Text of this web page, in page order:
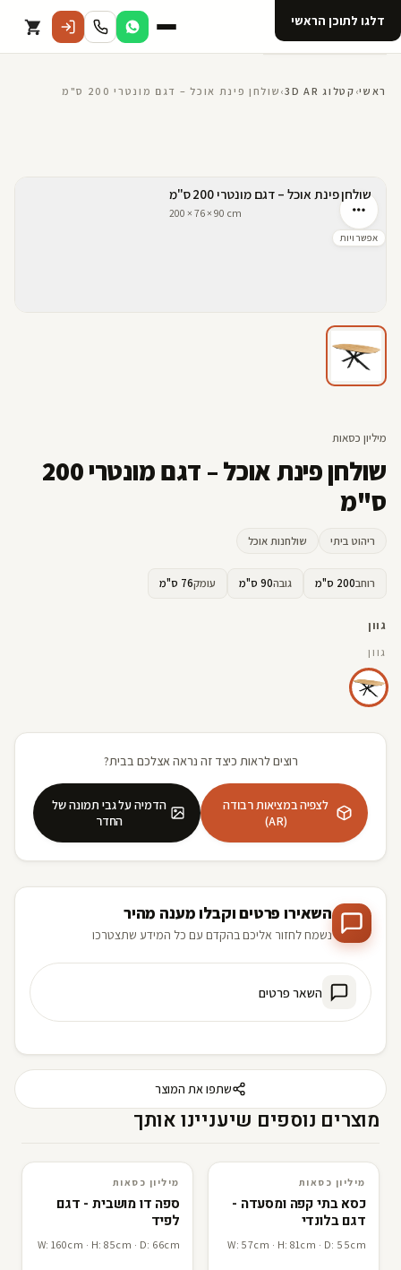
דלגו לתוכן הראשי
קטלוגראשי› קטלוג 3D AR › שולחן פינת אוכל – דגם מונטרי 200 ס"מ
מיליון כסאות
שולחן פינת אוכל – דגם מונטרי 200
ס"מ
ריהוט ביתי שולחנות אוכל
רוחב200 ס"מ גובה90 ס"מ עומק76 ס"מ
גוון
גוון
רוצים לראות כיצד זה נראה אצלכם בבית?
לצפיה במציאות רבודה
(AR)
הדמיה על גבי תמונה של
החדר
השאירו פרטים וקבלו מענה מהיר
נשמח לחזור אליכם בהקדם עם כל המידע שתצטרכו
השאר פרטים
שתפו את המוצר
מוצרים נוספים שיעניינו אותך
3D · AR
מיליון כסאות
מיליון כסאות
כסא בתי קפה ומסעדה -
דגם בלונדי
W: 57cm · H: 81cm · D: 55cm
3D · AR
מיליון כסאות
מיליון כסאות
ספה דו מושבית - דגם
לפיד
W: 160cm · H: 85cm · D: 66cm